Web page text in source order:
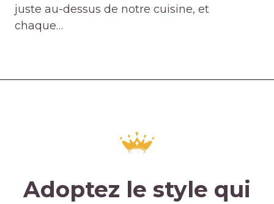
juste au-dessus de notre cuisine, et
chaque…
Adoptez le style qui